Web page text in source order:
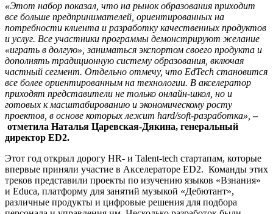
«Этот набор показал, что на рынок образования приходит
все больше предпринимателей, ориентированных на
потребности клиента и разработку качественных продуктов
и услуг. Все участники программы демонстрируют желание
«играть в долгую», заниматься экспортом своего продукта и
дополнять традиционную систему образования, включая
частный сегмент. Отдельно отмечу, что EdTech становится
все более ориентированным на технологии. В акселератор
приходят представители не только онлайн-школ, но и
готовых к масштабированию и экономическому росту
проектов, в основе которых лежит hard/soft-разработка», –
отметила Наталья Царевская-Дякина, генеральный
директор ED2.
Этот год открыл дорогу HR- и Talent-tech стартапам, которые
впервые приняли участие в Акселераторе ED2. Команды этих
треков представили проекты по изучению языков «Взнания»
и Educa, платформу для занятий музыкой «Дебютант»,
различные продукты и цифровые решения для подбора